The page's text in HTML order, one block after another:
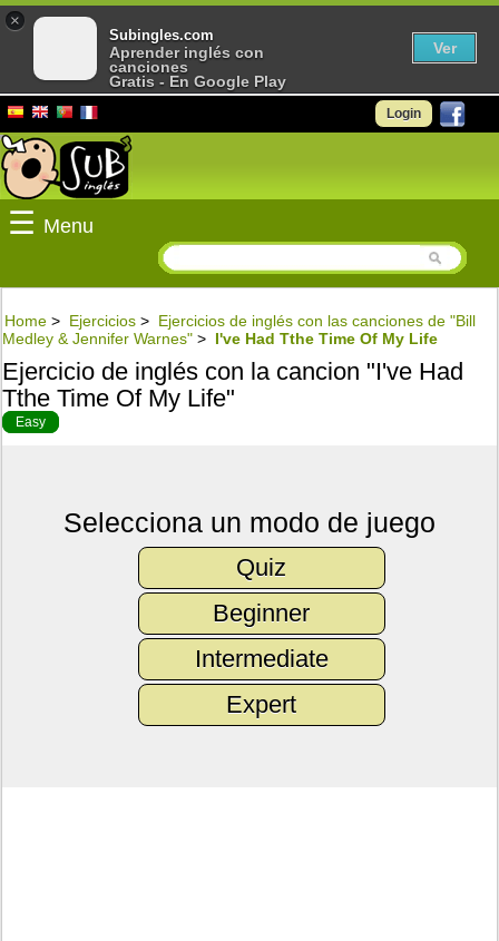
Login
☰ Menu
Home > Ejercicios > Ejercicios de inglés con las canciones de "Bill
Medley & Jennifer Warnes" > I've Had Tthe Time Of My Life
Ejercicio de inglés con la cancion "I've Had
Tthe Time Of My Life"
Easy
Selecciona un modo de juego
Quiz
Beginner
Intermediate
Expert
×
Subingles.com
Aprender inglés con
canciones
Gratis - En Google Play
Ver